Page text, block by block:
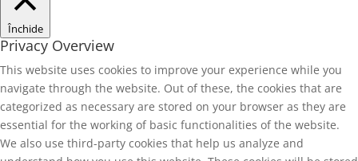
Închide
Privacy Overview
This website uses cookies to improve your experience while you
navigate through the website. Out of these, the cookies that are
categorized as necessary are stored on your browser as they are
essential for the working of basic functionalities of the website.
We also use third-party cookies that help us analyze and